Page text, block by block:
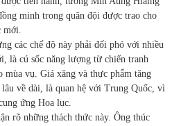
minh trong quân đội được trao cho
mới.
các chế độ này phải đối phó với nhiều
là cú sốc năng lượng từ chiến tranh
vụ. Giá xăng và thực phẩm tăng
về dài, là quan hệ với Trung Quốc, vì
ứng Hoa lục.
rõ những thách thức này. Ông thúc